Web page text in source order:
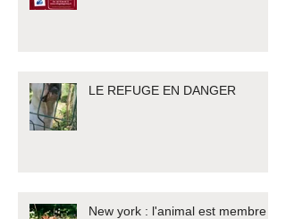
LE REFUGE EN DANGER
New york : l'animal est membre